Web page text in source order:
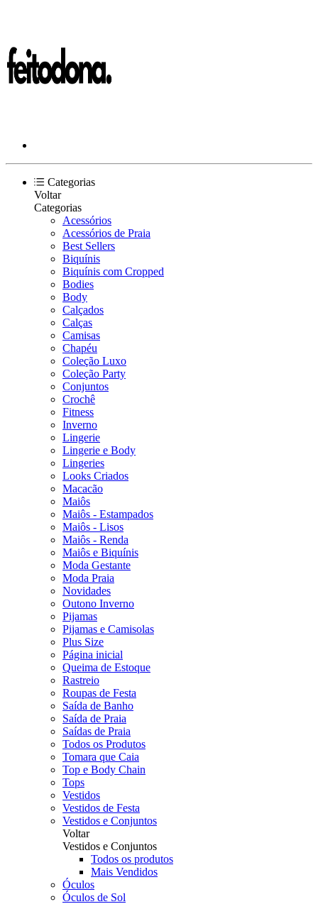
Categorias
Voltar
Categorias
Acessórios
Acessórios de Praia
Best Sellers
Biquínis
Biquínis com Cropped
Bodies
Body
Calçados
Calças
Camisas
Chapéu
Coleção Luxo
Coleção Party
Conjuntos
Crochê
Fitness
Inverno
Lingerie
Lingerie e Body
Lingeries
Looks Criados
Macacão
Maiôs
Maiôs - Estampados
Maiôs - Lisos
Maiôs - Renda
Maiôs e Biquínis
Moda Gestante
Moda Praia
Novidades
Outono Inverno
Pijamas
Pijamas e Camisolas
Plus Size
Página inicial
Queima de Estoque
Rastreio
Roupas de Festa
Saída de Banho
Saída de Praia
Saídas de Praia
Todos os Produtos
Tomara que Caia
Top e Body Chain
Tops
Vestidos
Vestidos de Festa
Vestidos e Conjuntos
Voltar
Vestidos e Conjuntos
Todos os produtos
Mais Vendidos
Óculos
Óculos de Sol